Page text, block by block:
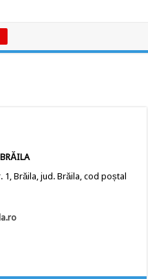
Brăila, jud. Brăila, cod poștal